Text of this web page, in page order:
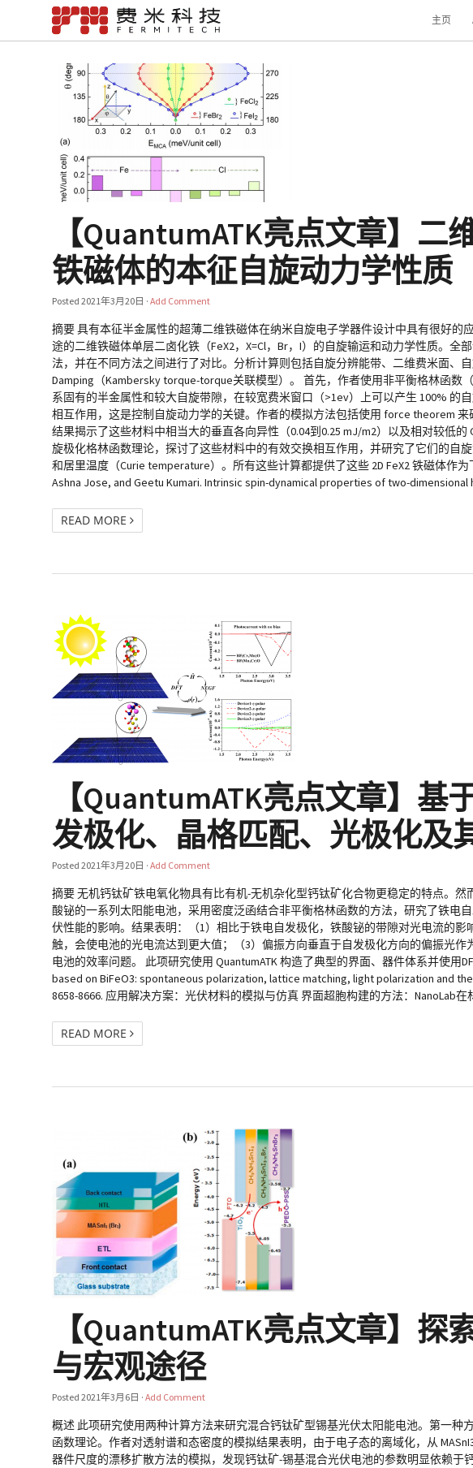
主页
【QuantumATK亮点文章】二
铁磁体的本征自旋动力学性质
Posted2021年3月20日 ·Add Comment
摘要 具有本征半金属性的超薄二维铁磁体在纳米自旋电子学器件设计中具有很好
途的二维铁磁体单层二卤化铁（FeX2，X=Cl，Br，I）的自旋输运和动力学性质。全
法，并在不同方法之间进行了对比。分析计算则包括自旋分辨能带、二维费米面、
Damping（Kambersky torque-torque关联模型）。 首先，作者使用非平衡格林函数
系固有的半金属性和较大自旋带隙，在较宽费米窗口（>1ev）上可以产生 100%
相互作用，这是控制自旋动力学的关键。作者的模拟方法包括使用 force theorem
结果揭示了这些材料中相当大的垂直各向异性（0.04到0.25 mJ/m2）以及相对较低
旋极化格林函数理论，探讨了这些材料中的有效交换相互作用，并研究了它们的自
和居里温度（Curie temperature）。所有这些计算都提供了这些 2D FeX2 铁磁体作
Ashna Jose, and Geetu Kumari. Intrinsic spin-dynamical properties of two-
READ MORE
【QuantumATK亮点文章】基
发极化、晶格匹配、光极化及
Posted2021年3月20日 ·Add Comment
摘要 无机钙钛矿铁电氧化物具有比有机-无机杂化型钙钛矿化合物更稳定的特点。
酸铋的一系列太阳能电池，采用密度泛函结合非平衡格林函数的方法，研究了铁电
伏性能的影响。结果表明：（1）相比于铁电自发极化，铁酸铋的带隙对光电流的
触，会使电池的光电流达到更大值；（3）偏振方向垂直于自发极化方向的偏振光
电池的效率问题。 此项研究使用 QuantumATK 构造了典型的界面、器件体系并使用
based on BiFeO3: spontaneous polarization, lattice matching, light polarization and
8658-8666. 应用解决方案：光伏材料的模拟与仿真 界面超胞构建的方法：
READ MORE
【QuantumATK亮点文章】
与宏观途径
Posted2021年3月6日 ·Add Comment
概述 此项研究使用两种计算方法来研究混合钙钛矿型锡基光伏太阳能电池。第一
函数理论。作者对透射谱和态密度的模拟结果表明，由于电子态的离域化，从
器件尺度的漂移扩散方法的模拟，发现钙钛矿-锡基混合光伏电池的参数明显依赖于